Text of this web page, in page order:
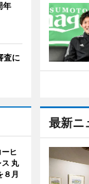
最新ニ
年
査に
ヒ
丸
８月